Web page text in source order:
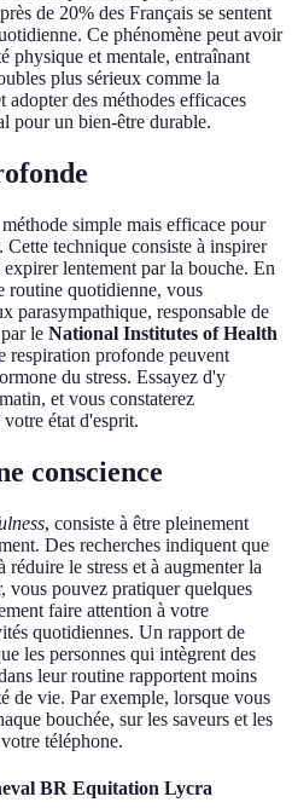
de 20% des Français se sentent
Ce phénomène peut avoir
physique et mentale, entraînant
plus sérieux comme la
adopter des méthodes efficaces
pour un bien-être durable.
simple mais efficace pour
Cette technique consiste à inspirer
lentement par la bouche. En
routine quotidienne, vous
parasympathique, responsable de
le National Institutes of Health
respiration profonde peuvent
du stress. Essayez d'y
et vous constaterez
état d'esprit.
conscience
, consiste à être pleinement
Des recherches indiquent que
le stress et à augmenter la
vous pouvez pratiquer quelques
faire attention à votre
quotidiennes. Un rapport de
les personnes qui intègrent des
leur routine rapportent moins
de vie. Par exemple, lorsque vous
bouchée, sur les saveurs et les
téléphone.
BR Equitation Lycra